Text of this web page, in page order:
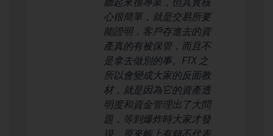
心很簡單，就是交易所要
能證明，客戶存進去的資
產真的有被保管，而且不
是拿去做別的事。FTX 之
所以會變成大家的反面教
材，就是因為它的資產透
明度和資金管理出了大問
題，等到爆炸時大家才發
現，原來帳上有錢不代表